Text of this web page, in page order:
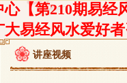
【第210期易经
大易经风水爱好
讲座视频